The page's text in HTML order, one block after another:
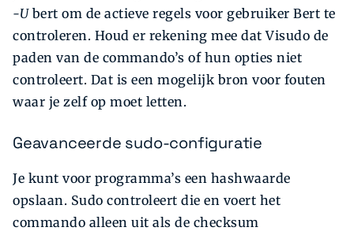
-Ubert om de actieve regels voor gebruiker Bert te
controleren. Houd er rekening mee dat Visudo de
paden van de commando’s of hun opties niet
controleert. Dat is een mogelijk bron voor fouten
waar je zelf op moet letten.
Geavanceerde sudo-configuratie
Je kunt voor programma’s een hashwaarde
opslaan. Sudo controleert die en voert het
commando alleen uit als de checksum